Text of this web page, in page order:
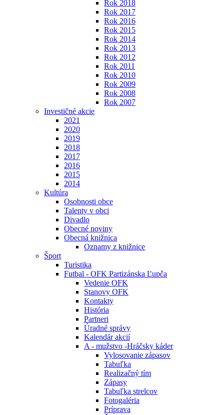
Rok 2018
Rok 2017
Rok 2016
Rok 2015
Rok 2014
Rok 2013
Rok 2012
Rok 2011
Rok 2010
Rok 2009
Rok 2008
Rok 2007
Investičné akcie
2021
2020
2019
2018
2017
2016
2015
2014
Kultúra
Osobnosti obce
Talenty v obci
Divadlo
Obecné noviny
Obecná knižnica
Oznamy z knižnice
Šport
Turistika
Futbal - OFK Partizánska Ľupča
Vedenie OFK
Stanovy OFK
Kontakty
História
Partneri
Úradné správy
Kalendár akcií
A - mužstvo -Hráčsky káder
Vylosovanie zápasov
Tabuľka
Realizačný tím
Zápasy
Tabuľka strelcov
Fotogaléria
Príprava